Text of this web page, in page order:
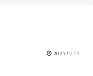
2025.10.05